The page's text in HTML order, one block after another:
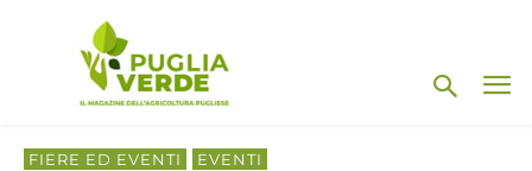
FIERE ED EVENTI EVENTI